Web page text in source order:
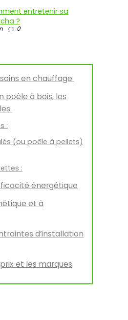
entretenir sa
?
0
en chauffage
poêle à bois, les
:
(ou poêle à pellets)
:
énergétique
et à
d’installation
et les marques